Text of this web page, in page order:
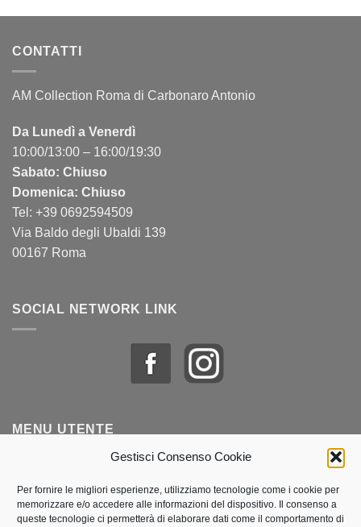
Gestisci Consenso Cookie
Per fornire le migliori esperienze, utilizziamo tecnologie come i cookie per
memorizzare e/o accedere alle informazioni del dispositivo. Il consenso a
queste tecnologie ci permetterà di elaborare dati come il comportamento di
CONTATTI
AM Collection Roma di Carbonaro Antonio
Da Lunedì a Venerdì
10:00/13:00 – 16:00/19:30
Sabato: Chiuso
Domenica: Chiuso
Tel: +39 0692594509
Via Baldo degli Ubaldi 139
00167 Roma
SOCIAL NETWORK LINK
MENU UTENTE
Lista dei desideri